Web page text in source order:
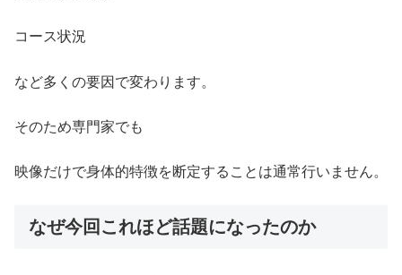
コース状況
など多くの要因で変わります。
そのため専門家でも
映像だけで身体的特徴を断定することは通常行いません。
なぜ今回これほど話題になったのか